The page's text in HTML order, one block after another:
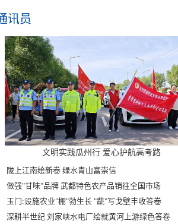
讯员
文明实践瓜州行 爱心护航高考路
陇上江南绘新卷 绿水青山富崇信
做强"甘味"品牌 武都特色农产品销往全国市场
玉门:设施农业"棚"勃生长 "蔬"写戈壁丰收答卷
深耕半世纪 刘家峡水电厂绘就黄河上游绿色答卷